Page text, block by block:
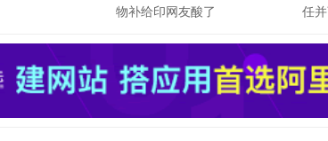
物补给印网友酸了
任